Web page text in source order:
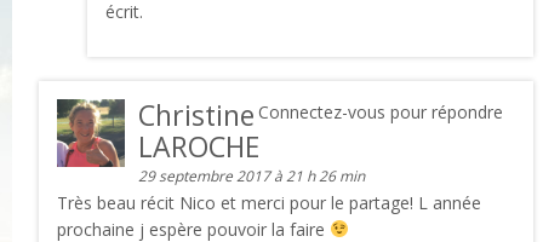
écrit.
Connectez-vous pour répondre
Christine
LAROCHE
29 septembre 2017 à 21 h 26 min
Très beau récit Nico et merci pour le partage! L année
prochaine j espère pouvoir la faire